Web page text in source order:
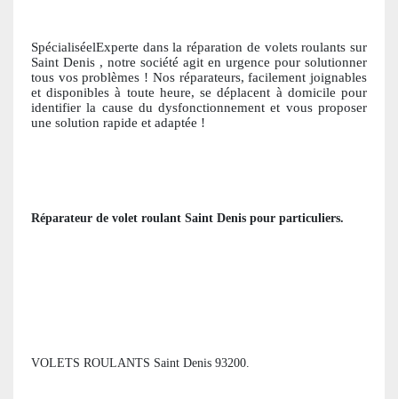
SpécialiséelExperte dans la réparation de volets roulants sur
Saint Denis , notre société agit en urgence pour solutionner
tous vos problèmes ! Nos réparateurs, facilement joignables
et disponibles à toute heure, se déplacent à domicile pour
identifier la cause du dysfonctionnement et vous proposer
une solution rapide et adaptée !
Réparateur de volet roulant Saint Denis pour particuliers.
VOLETS ROULANTS Saint Denis 93200.